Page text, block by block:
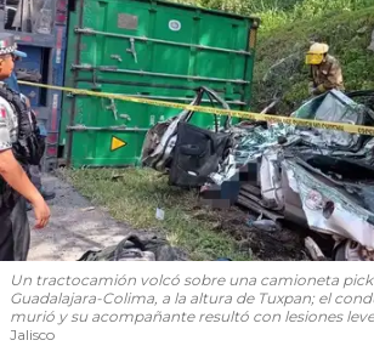
Un tractocamión volcó sobre una camioneta
Guadalajara-Colima, a la altura de Tuxpan; el
murió y su acompañante resultó con lesiones
Jalisco